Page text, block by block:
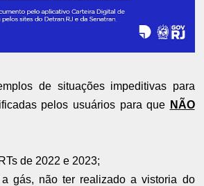
de situações impeditivas para
pelos usuários para que NÃO
de 2022 e 2023;
gás, não ter realizado a vistoria do